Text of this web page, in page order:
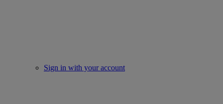
Sign in with your account